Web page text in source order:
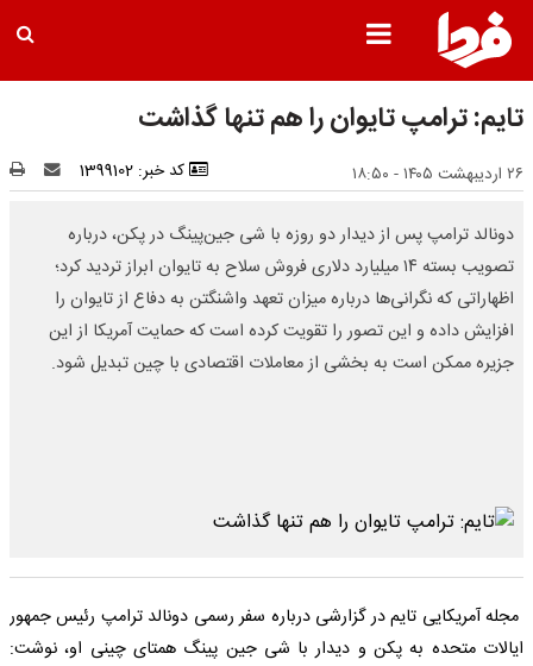
تایم: ترامپ تایوان را هم تنها گذاشت
۲۶ اردیبهشت ۱۴۰۵ - ۱۸:۵۰ کد خبر: 1399102
دونالد ترامپ پس از دیدار دو روزه با شی جین‌پینگ در پکن، درباره
تصویب بسته ۱۴ میلیارد دلاری فروش سلاح به تایوان ابراز تردید کرد؛
اظهاراتی که نگرانی‌ها درباره میزان تعهد واشنگتن به دفاع از تایوان را
افزایش داده و این تصور را تقویت کرده است که حمایت آمریکا از این
جزیره ممکن است به بخشی از معاملات اقتصادی با چین تبدیل شود.
مجله آمریکایی تایم در گزارشی درباره سفر رسمی دونالد ترامپ رئیس جمهور
ایالات متحده به پکن و دیدار با شی جین پینگ همتای چینی او، نوشت: